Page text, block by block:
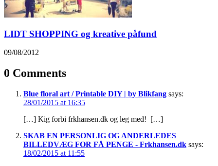
LIDT SHOPPING og kreative påfund
09/08/2012
0 Comments
Blue floral art / Printable DIY | by Blikfang says:
28/01/2015 at 16:35
[…] Kig forbi frkhansen.dk og leg med! […]
SKAB EN PERSONLIG OG ANDERLEDES
BILLEDVÆG FOR FÅ PENGE - Frkhansen.dk says:
18/02/2015 at 11:55